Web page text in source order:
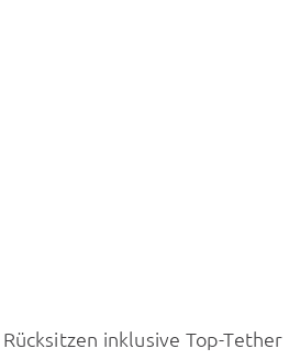
inklusive Top-Tether